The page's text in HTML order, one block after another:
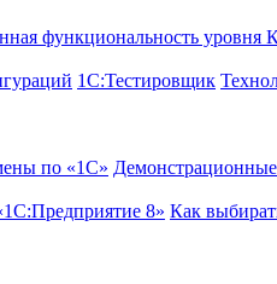
функциональность уровня
1С:Тестировщик
по «1С»
8» Как